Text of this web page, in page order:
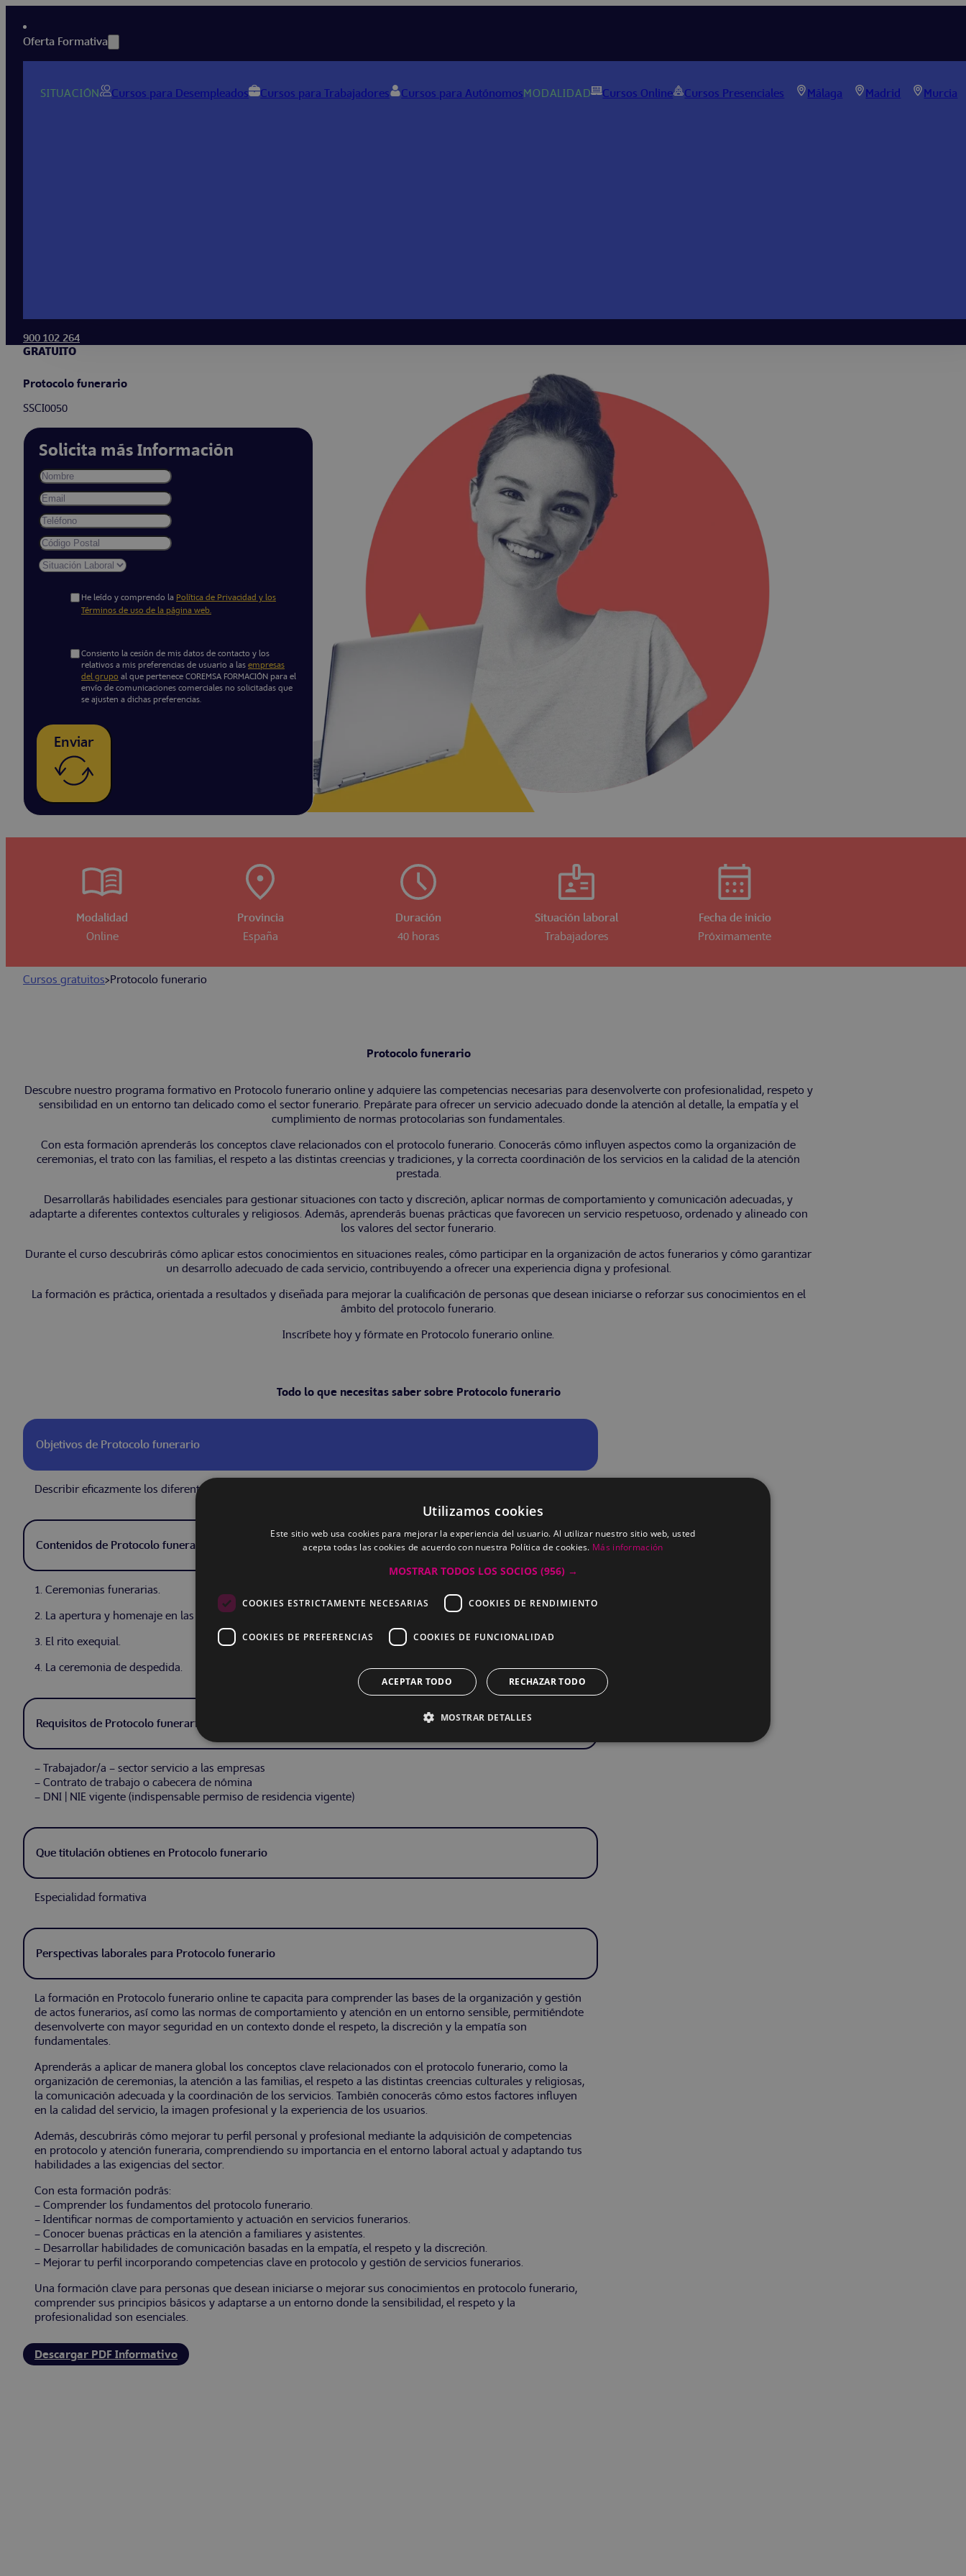
Oferta Formativa
SITUACIÓN Cursos para Desempleados Cursos para Trabajadores Cursos para AutónomosMODALIDAD Cursos Online Cursos Presenciales Málaga Madrid Murcia
900 102 264
GRATUITO
Protocolo funerario
SSCI0050
Solicita más Información
He leído y comprendo la Política de Privacidad y los
Términos de uso de la página web.
Consiento la cesión de mis datos de contacto y los
relativos a mis preferencias de usuario a las empresas
del grupo al que pertenece COREMSA FORMACIÓN para el
envío de comunicaciones comerciales no solicitadas que
se ajusten a dichas preferencias.
Enviar
Modalidad
Online
Provincia
España
Duración
40 horas
Situación laboral
Trabajadores
Fecha de inicio
Próximamente
Cursos gratuitos>Protocolo funerario
Protocolo funerario
Descubre nuestro programa formativo en Protocolo funerario online y adquiere las competencias necesarias para desenvolverte con profesionalidad, respeto y
sensibilidad en un entorno tan delicado como el sector funerario. Prepárate para ofrecer un servicio adecuado donde la atención al detalle, la empatía y el
cumplimiento de normas protocolarias son fundamentales.
Con esta formación aprenderás los conceptos clave relacionados con el protocolo funerario. Conocerás cómo influyen aspectos como la organización de
ceremonias, el trato con las familias, el respeto a las distintas creencias y tradiciones, y la correcta coordinación de los servicios en la calidad de la atención
prestada.
Desarrollarás habilidades esenciales para gestionar situaciones con tacto y discreción, aplicar normas de comportamiento y comunicación adecuadas, y
adaptarte a diferentes contextos culturales y religiosos. Además, aprenderás buenas prácticas que favorecen un servicio respetuoso, ordenado y alineado con
los valores del sector funerario.
Durante el curso descubrirás cómo aplicar estos conocimientos en situaciones reales, cómo participar en la organización de actos funerarios y cómo garantizar
un desarrollo adecuado de cada servicio, contribuyendo a ofrecer una experiencia digna y profesional.
La formación es práctica, orientada a resultados y diseñada para mejorar la cualificación de personas que desean iniciarse o reforzar sus conocimientos en el
ámbito del protocolo funerario.
Inscríbete hoy y fórmate en Protocolo funerario online.
Todo lo que necesitas saber sobre Protocolo funerario
Objetivos de Protocolo funerario
Describir eficazmente los diferentes actos protocolarios fúnebres
Contenidos de Protocolo funerario
1. Ceremonias funerarias.
2. La apertura y homenaje en las ceremonias funerarias.
3. El rito exequial.
4. La ceremonia de despedida.
Requisitos de Protocolo funerario
– Trabajador/a – sector servicio a las empresas
– Contrato de trabajo o cabecera de nómina
– DNI | NIE vigente (indispensable permiso de residencia vigente)
Que titulación obtienes en Protocolo funerario
Especialidad formativa
Perspectivas laborales para Protocolo funerario
La formación en Protocolo funerario online te capacita para comprender las bases de la organización y gestión
de actos funerarios, así como las normas de comportamiento y atención en un entorno sensible, permitiéndote
desenvolverte con mayor seguridad en un contexto donde el respeto, la discreción y la empatía son
fundamentales.
Aprenderás a aplicar de manera global los conceptos clave relacionados con el protocolo funerario, como la
organización de ceremonias, la atención a las familias, el respeto a las distintas creencias culturales y religiosas,
la comunicación adecuada y la coordinación de los servicios. También conocerás cómo estos factores influyen
en la calidad del servicio, la imagen profesional y la experiencia de los usuarios.
Además, descubrirás cómo mejorar tu perfil personal y profesional mediante la adquisición de competencias
en protocolo y atención funeraria, comprendiendo su importancia en el entorno laboral actual y adaptando tus
habilidades a las exigencias del sector.
Con esta formación podrás:
– Comprender los fundamentos del protocolo funerario.
– Identificar normas de comportamiento y actuación en servicios funerarios.
– Conocer buenas prácticas en la atención a familiares y asistentes.
– Desarrollar habilidades de comunicación basadas en la empatía, el respeto y la discreción.
– Mejorar tu perfil incorporando competencias clave en protocolo y gestión de servicios funerarios.
Una formación clave para personas que desean iniciarse o mejorar sus conocimientos en protocolo funerario,
comprender sus principios básicos y adaptarse a un entorno donde la sensibilidad, el respeto y la
profesionalidad son esenciales.
Descargar PDF Informativo
Utilizamos cookies
Este sitio web usa cookies para mejorar la experiencia del usuario. Al utilizar nuestro sitio web, usted
acepta todas las cookies de acuerdo con nuestra Política de cookies. Más información
MOSTRAR TODOS LOS SOCIOS (956) →
COOKIES ESTRICTAMENTE NECESARIAS COOKIES DE RENDIMIENTO
COOKIES DE PREFERENCIAS COOKIES DE FUNCIONALIDAD
ACEPTAR TODO RECHAZAR TODO
MOSTRAR DETALLES